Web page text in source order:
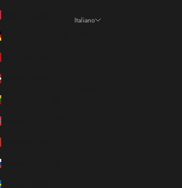
Francia (EUR €)
Germania (EUR €)
Italia (EUR €)
Lettonia (EUR €)
Lituania (EUR €)
Norvegia (EUR €)
Romania (RON Lei)
Slovenia (EUR €)
Svezia (SEK kr)
Italiano